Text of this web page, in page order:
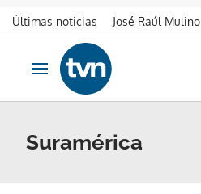
Últimas noticias José Raúl Mulino
Ir al contenido
Obrir navegació
Suramérica